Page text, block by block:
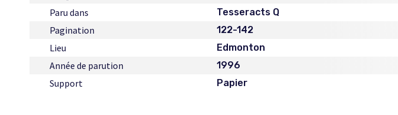
Paru dans Tesseracts Q
Pagination 122-142
Lieu Edmonton
Année de parution 1996
Support Papier